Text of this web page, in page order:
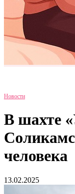
Новости
В шахте
человека
13.02.2025